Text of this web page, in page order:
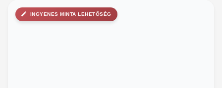
INGYENES MINTA LEHETŐSÉG